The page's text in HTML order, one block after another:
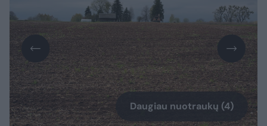
Daugiau nuotraukų (4)